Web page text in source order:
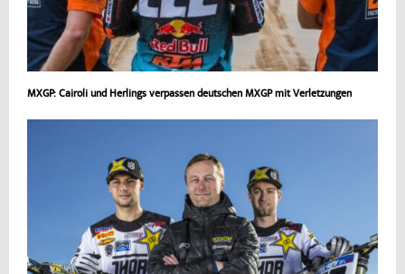
MXGP: Cairoli und Herlings verpassen deutschen MXGP mit Verletzungen